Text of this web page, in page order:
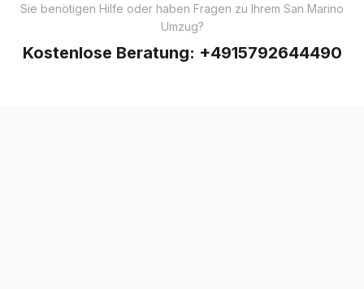
Sie benötigen Hilfe oder haben Fragen zu Ihrem San Marino
Umzug?
Kostenlose Beratung: +4915792644490